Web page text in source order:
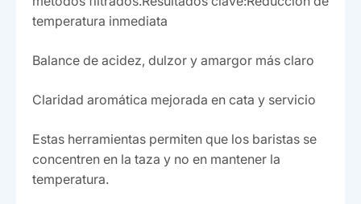
temperatura inmediata
Balance de acidez, dulzor y amargor más claro
Claridad aromática mejorada en cata y servicio
Estas herramientas permiten que los baristas se
concentren en la taza y no en mantener la
temperatura.